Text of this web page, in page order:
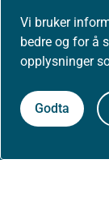
Vi bruker
bedre og for å
opplysninger
Godta
Nyheter